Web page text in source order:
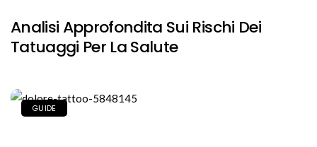
Analisi Approfondita Sui Rischi Dei
Tatuaggi Per La Salute
GUIDE